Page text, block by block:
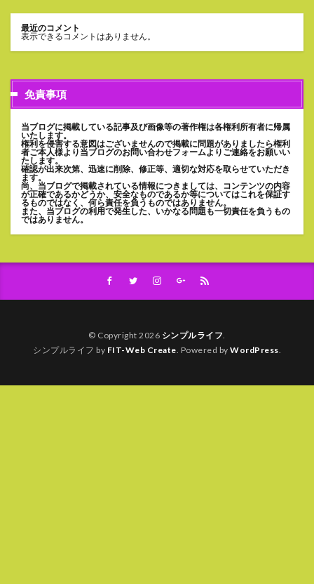
最近のコメント
表示できるコメントはありません。
免責事項
当ブログに掲載している記事及び画像等の著作権は各権利所有者に帰属
いたします。
権利を侵害する意図はございませんので掲載に問題がありましたら権利
者ご本人様より当ブログのお問い合わせフォームよりご連絡をお願いい
たします。
確認が出来次第、迅速に削除、修正等、適切な対応を取らせていただき
ます。
尚、当ブログで掲載されている情報につきましては、コンテンツの内容
が正確であるかどうか、安全なものであるか等についてはこれを保証す
るものではなく、何ら責任を負うものではありません。
また、当ブログの利用で発生した、いかなる問題も一切責任を負うもの
ではありません。
© Copyright 2026 シンプルライフ.
シンプルライフ by FIT-Web Create. Powered by WordPress.